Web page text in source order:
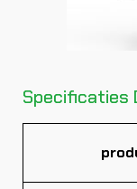
Specificaties